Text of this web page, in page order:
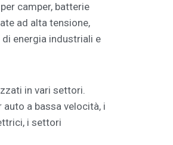
camper, batterie
ad alta tensione,
energia industriali e
in vari settori.
a bassa velocità, i
i settori